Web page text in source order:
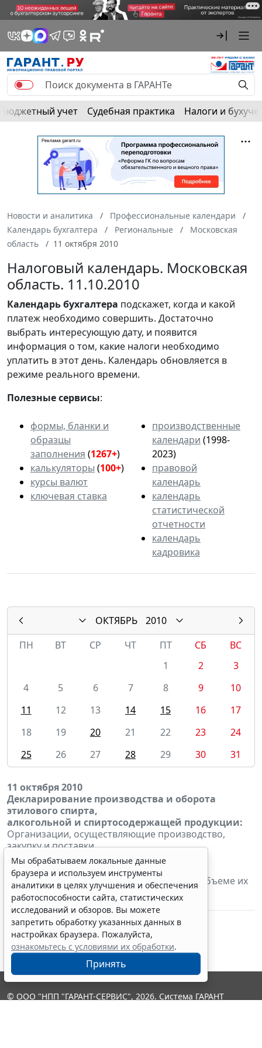
Бюджетный учет Судебная практика Налоги и
Новости и аналитика
Профессиональные календари
Календарь бухгалтера
Региональные
Московская
область
11 октября 2010
Налоговый календарь. Московская
область. 11.10.2010
Календарьбухгалтера подскажет, когда и какой
платеж необходимо совершить. Достаточно
выбрать интересующую дату, и появится
информация о том, какие налоги необходимо
уплатить в этот день. Календарь обновляется в
режиме реального времени.
Полезные сервисы:
формы, бланки и
образцы
заполнения (1267+)
калькуляторы (100+)
курсы валют
ключевая ставка
производственные
календари (1998-
2023)
правовой
календарь
календарь
статистической
отчетности
календарь
кадровика
ОКТЯБРЬ
2010
ПН
ВТ СР ЧТ ПТ СБ
ВС
1
2
3
4
5 6 7 8 9
10
11
12 13 14 15 16
17
18
19 20 21 22 23
24
25
26 27 28 29 30 31
11 октября 2010
Декларирование производства и оборота
этилового спирта,
алкогольной и спиртосодержащей продукции:
Организации, осуществляющие производство,
закупку и поставки
этилового спирта, алкогольной и
спиртосодержащей пищевой
продукции, представляют декларации об объеме их
производства
и оборота за III квартал 2010 г.*
Мы обрабатываем локальные данные
браузера и используем инструменты
аналитики в целях улучшения и обеспечения
работоспособности сайта, статистических
исследований и обзоров. Вы можете
запретить обработку указанных данных в
настройках браузера. Пожалуйста,
ознакомьтесь с условиями их обработки.
Принять
© ООО "НПП "ГАРАНТ-СЕРВИС", 2026. Система ГАРАНТ